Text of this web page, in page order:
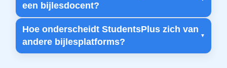
een bijlesdocent?
Hoe onderscheidt StudentsPlus zich van
andere bijlesplatforms?